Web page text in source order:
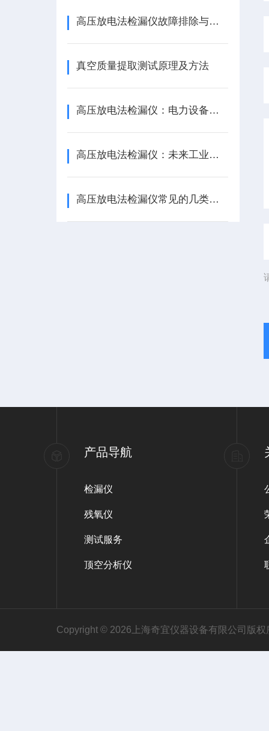
高压放电法检漏仪故障排除与维护指南
真空质量提取测试原理及方法
高压放电法检漏仪：电力设备的守护者
高压放电法检漏仪：未来工业安全的重要守护者
高压放电法检漏仪常见的几类故障和解决办法
产品导航
检漏仪
残氧仪
测试服务
顶空分析仪
Copyright © 2026上海奇宜仪器设备有限公司版